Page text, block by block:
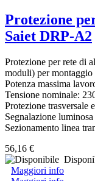
Protezione
Saiet DRP-A2
Protezione per rete di
moduli) per
Potenza massima
Tensione nominale:
Protezione trasversale
Segnalazione
Sezionamento linea
56,16 €
Maggiori info